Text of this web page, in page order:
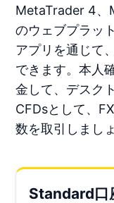
MetaTrader 4、
のウェブプラッ
アプリを通じて
できます。本人
金して、デスク
CFDsとして、
数を取引しましょ
Standard口